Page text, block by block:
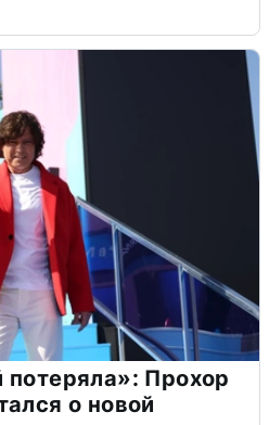
Прохор
о новой